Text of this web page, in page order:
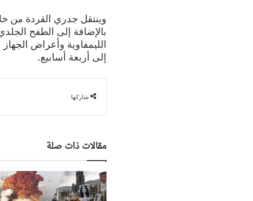
وينتقل جدري القردة من
بالإضافة إلى الطفح
الليمفاوية وأعراض
إلى أربعة أسابيع.
شاركها
مقالات ذات صلة